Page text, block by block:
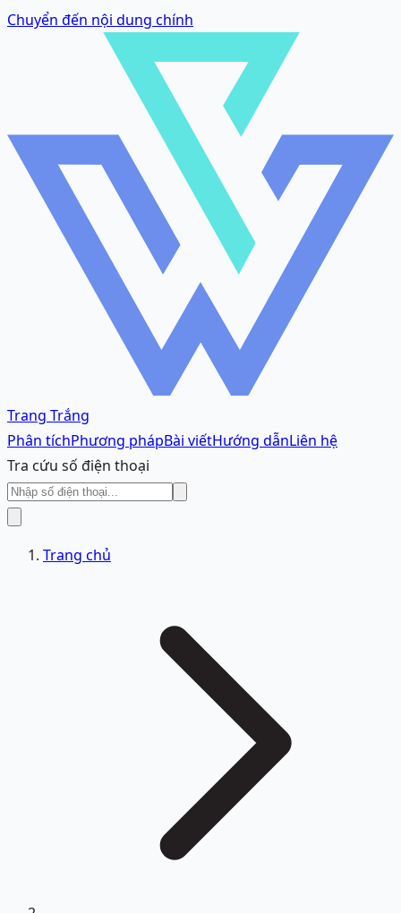
Chuyển đến nội dung chính
Trang Trắng
Phân tíchPhương phápBài viếtHướng dẫnLiên hệ
Tra cứu số điện thoại
Trang chủ